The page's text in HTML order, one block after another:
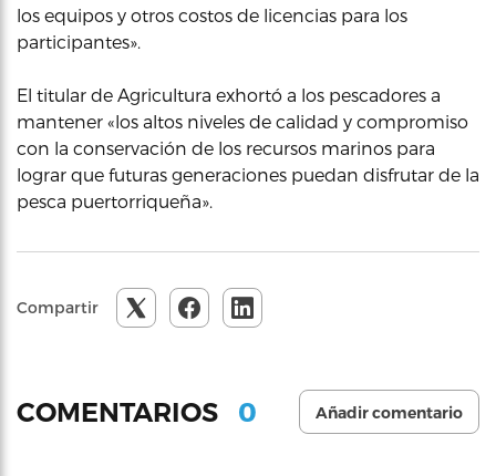
los equipos y otros costos de licencias para los
participantes».
El titular de Agricultura exhortó a los pescadores a
mantener «los altos niveles de calidad y compromiso
con la conservación de los recursos marinos para
lograr que futuras generaciones puedan disfrutar de la
pesca puertorriqueña».
Compartir
COMENTARIOS 0 Añadir comentario